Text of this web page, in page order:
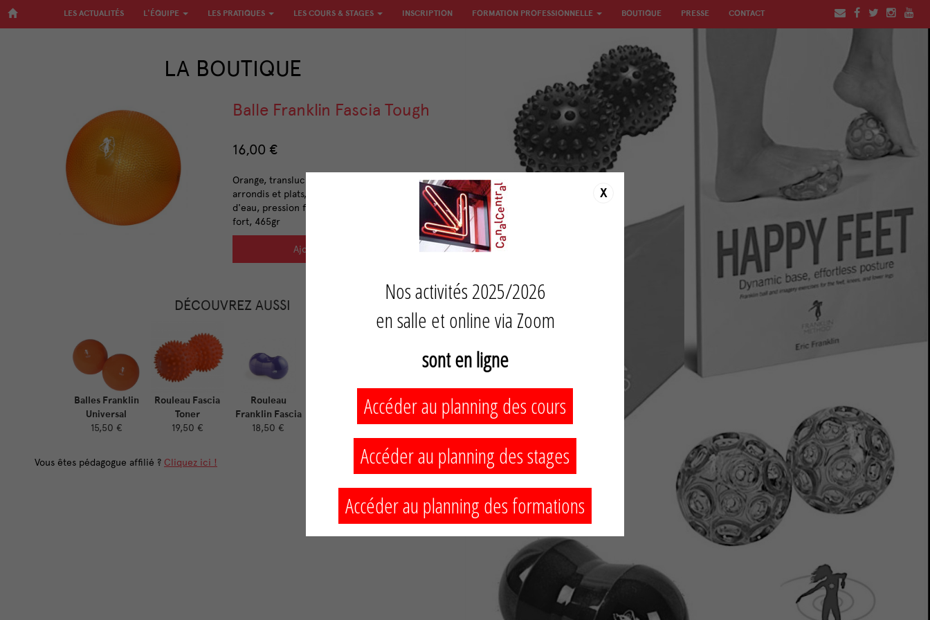
LES ACTUALITÉS L'ÉQUIPE LES PRATIQUES LES COURS & STAGES INSCRIPTION FORMATION PROFESSIONNELLE BOUTIQUE PRESSE CONTACT
LA BOUTIQUE
Balle Franklin Fascia Tough
16,00 €
Orange, translucide, nombreux mini-picots
arrondis et plats, 12cm de diam., remplie
d'eau, pression fixe, degré de dureté très
fort, 465gr
Ajouter au panier
DÉCOUVREZ AUSSI
Balles Franklin
Universal
15,50 €
Rouleau Fascia
Toner
19,50 €
Rouleau
Franklin Fascia
18,50 €
Mini-Rouleau
Franklin
16,00 €
Vous êtes pédagogue affilié ? Cliquez ici !
Nos activités 2025/2026
en salle et online via Zoom
sont en ligne
Accéder au planning des cours
Accéder au planning des stages
Accéder au planning des formations
X